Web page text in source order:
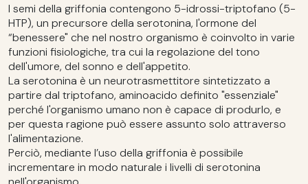
I semi della griffonia contengono 5-idrossi-triptofano (5-
HTP), un precursore della serotonina, l'ormone del
“benessere" che nel nostro organismo è coinvolto in varie
funzioni fisiologiche, tra cui la regolazione del tono
dell'umore, del sonno e dell'appetito.
La serotonina è un neurotrasmettitore sintetizzato a
partire dal triptofano, aminoacido definito "essenziale"
perché l'organismo umano non è capace di produrlo, e
per questa ragione può essere assunto solo attraverso
l'alimentazione.
Perciò, mediante l’uso della griffonia è possibile
incrementare in modo naturale i livelli di serotonina